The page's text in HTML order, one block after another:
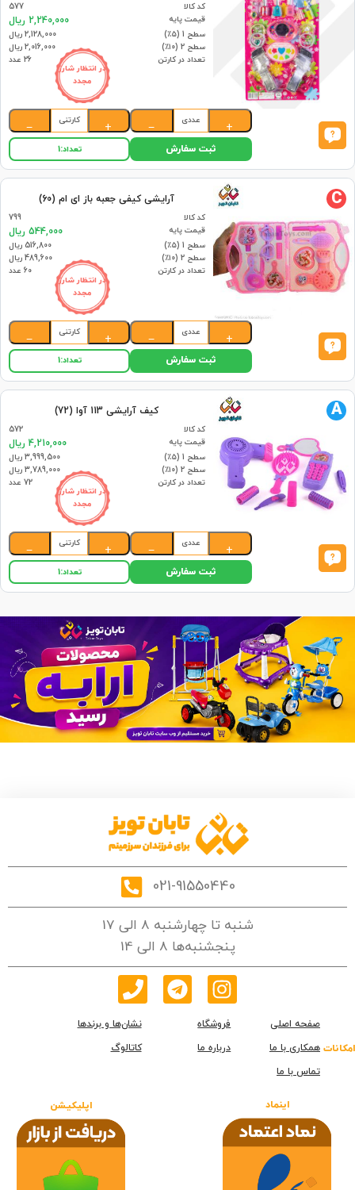
در انتظار شارژ
مجدد
کد کالا
577
قیمت پایه
2,240,000 ریال
سطح 1 (۵٪)
2,128,000 ریال
سطح 2 (۱۰٪)
2,016,000 ریال
تعداد در کارتن
26 عدد
+
عددی
−
+
کارتنی
−
ثبت سفارش تعداد:1
در انتظار شارژ
مجدد
آرایشی کیفی جعبه باز ای ام (60)
کد کالا
799
قیمت پایه
544,000 ریال
سطح 1 (۵٪)
516,800 ریال
سطح 2 (۱۰٪)
489,600 ریال
تعداد در کارتن
60 عدد
C
+
عددی
−
+
کارتنی
−
ثبت سفارش تعداد:1
در انتظار شارژ
مجدد
کیف آرایشی 113 آوا (72)
کد کالا
572
قیمت پایه
4,210,000 ریال
سطح 1 (۵٪)
3,999,500 ریال
سطح 2 (۱۰٪)
3,789,000 ریال
تعداد در کارتن
72 عدد
A
+
عددی
−
+
کارتنی
−
ثبت سفارش تعداد:1
021-91550440
شنبه تا چهارشنبه 8 الی 17
پنجشنبه‌ها 8 الی 14
امکانات
صفحه اصلی فروشگاه
نشان‌ها و برندها
همکاری با ما
درباره ما
کاتالوگ
تماس با ما
اینماد اپلیکیشن